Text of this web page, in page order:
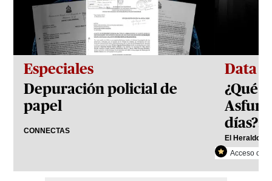
Especiales
Depuración policial de
papel
CONNECTAS
Data
¿Qué
días?:
El Heraldo
Acceso con